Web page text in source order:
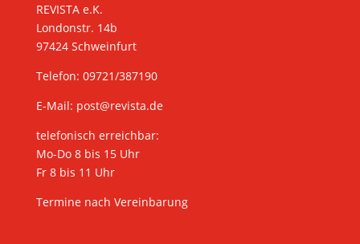
REVISTA e.K.
Londonstr. 14b
97424 Schweinfurt
Telefon: 09721/387190
E-Mail: post@revista.de
telefonisch erreichbar:
Mo-Do 8 bis 15 Uhr
Fr 8 bis 11 Uhr
Termine nach Vereinbarung